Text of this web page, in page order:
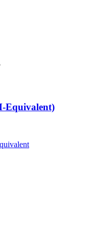
Equivalent)